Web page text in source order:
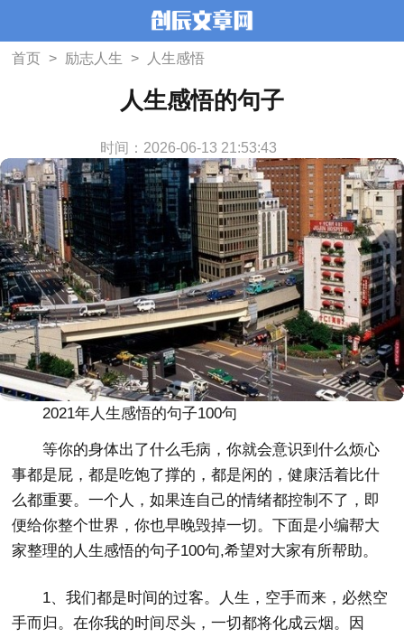
首页 > 励志人生 > 人生感悟
人生感悟的句子
时间：2026-06-13 21:53:43
2021年人生感悟的句子100句
等你的身体出了什么毛病，你就会意识到什么烦心
事都是屁，都是吃饱了撑的，都是闲的，健康活着比什
么都重要。一个人，如果连自己的情绪都控制不了，即
便给你整个世界，你也早晚毁掉一切。下面是小编帮大
家整理的人生感悟的句子100句,希望对大家有所帮助。
1、我们都是时间的过客。人生，空手而来，必然空
手而归。在你我的时间尽头，一切都将化成云烟。因